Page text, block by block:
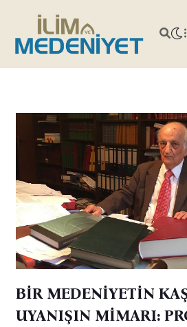
BİR MEDENİYETİN
UYANIŞIN MİMARI: